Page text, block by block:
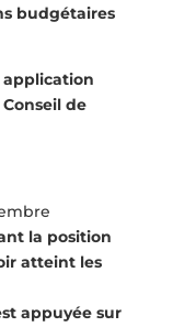
budgétaires
application
de
la position
atteint les
appuyée sur